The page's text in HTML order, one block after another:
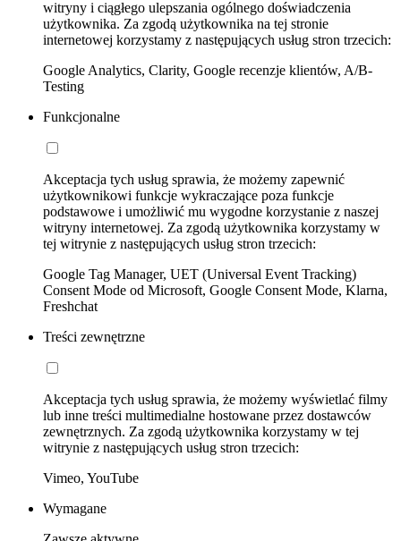
witryny i ciągłego ulepszania ogólnego doświadczenia
użytkownika. Za zgodą użytkownika na tej stronie
internetowej korzystamy z następujących usług stron trzecich:
Google Analytics, Clarity, Google recenzje klientów, A/B-
Testing
Funkcjonalne
Akceptacja tych usług sprawia, że możemy zapewnić
użytkownikowi funkcje wykraczające poza funkcje
podstawowe i umożliwić mu wygodne korzystanie z naszej
witryny internetowej. Za zgodą użytkownika korzystamy w
tej witrynie z następujących usług stron trzecich:
Google Tag Manager, UET (Universal Event Tracking)
Consent Mode od Microsoft, Google Consent Mode, Klarna,
Freshchat
Treści zewnętrzne
Akceptacja tych usług sprawia, że możemy wyświetlać filmy
lub inne treści multimedialne hostowane przez dostawców
zewnętrznych. Za zgodą użytkownika korzystamy w tej
witrynie z następujących usług stron trzecich:
Vimeo, YouTube
Wymagane